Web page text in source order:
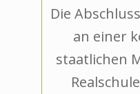
Die
an einer
staatlichen